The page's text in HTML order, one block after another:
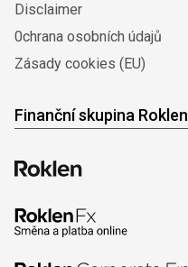
Disclaimer
0chrana osobních údajů
Zásady cookies (EU)
Finanční skupina Roklen